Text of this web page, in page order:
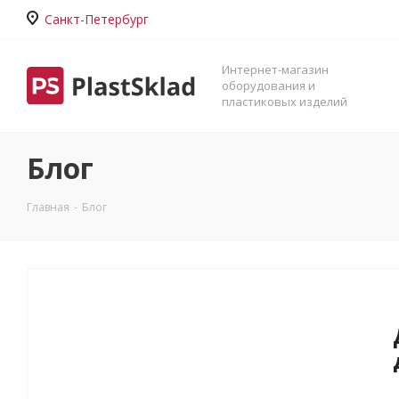
Санкт-Петербург
Интернет-магазин
оборудования и
пластиковых изделий
Блог
Главная - Блог